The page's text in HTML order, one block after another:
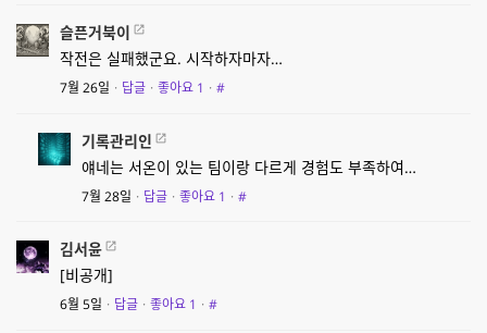
슬픈거북이
작전은 실패했군요. 시작하자마자…
7월 26일 · 답글 · 좋아요 1 · #
기록관리인
얘네는 서온이 있는 팀이랑 다르게 경험도 부족하여…
7월 28일 · 답글 · 좋아요 1 · #
김서윤
[비공개]
6월 5일 · 답글 · 좋아요 1 · #